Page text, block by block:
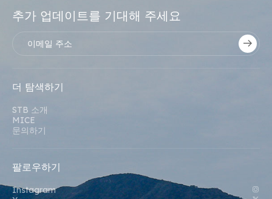
추가 업데이트를 기대해 주세요
더 탐색하기
STB 소개
MICE
문의하기
팔로우하기
Instagram